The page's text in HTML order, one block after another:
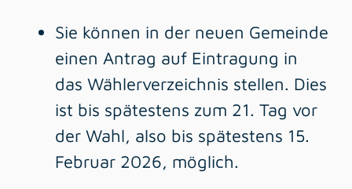
Sie können in der neuen Gemeinde
einen Antrag auf Eintragung in
das Wählerverzeichnis stellen. Dies
ist bis spätestens zum 21. Tag vor
der Wahl, also bis spätestens 15.
Februar 2026, möglich.